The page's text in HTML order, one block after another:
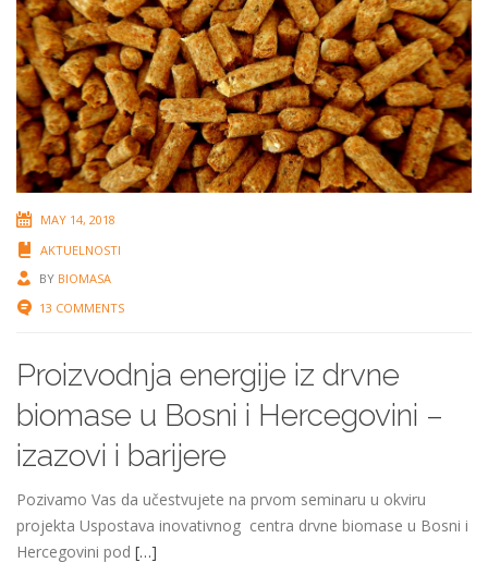
MAY 14, 2018
AKTUELNOSTI
BY BIOMASA
13 COMMENTS
Proizvodnja energije iz drvne
biomase u Bosni i Hercegovini –
izazovi i barijere
Pozivamo Vas da učestvujete na prvom seminaru u okviru
projekta Uspostava inovativnog centra drvne biomase u Bosni i
Hercegovini pod […]